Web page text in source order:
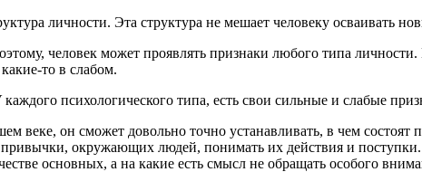
личности. Эта структура не мешает человеку осваивать
человек может проявлять признаки любого типа
то в слабом.
психологического типа, есть свои сильные и слабые
веке, он сможет довольно точно устанавливать, в чем
окружающих людей, понимать их действия и
основных, а на какие есть смысл не обращать особого